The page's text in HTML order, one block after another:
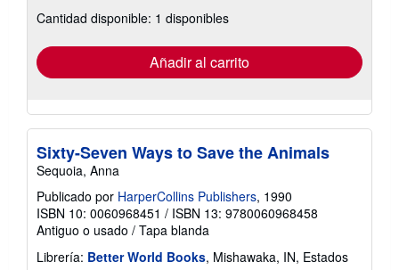
las
tarifas
envío
Cantidad disponible: 1 disponibles
Añadir al carrito
Sixty-Seven Ways to Save the Animals
Sequoia, Anna
Publicado por HarperCollins Publishers, 1990
ISBN 10: 0060968451 / ISBN 13: 9780060968458
Antiguo o usado / Tapa blanda
Librería: Better World Books, Mishawaka, IN, Estados